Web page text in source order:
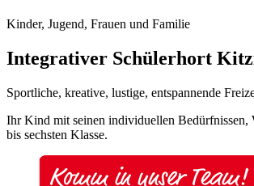
Kinder, Jugend, Frauen und Familie
Integrativer Schülerhort
Sportliche, kreative, lustige, entspannende
Ihr Kind mit seinen individuellen Bedürfnissen,
bis sechsten Klasse.